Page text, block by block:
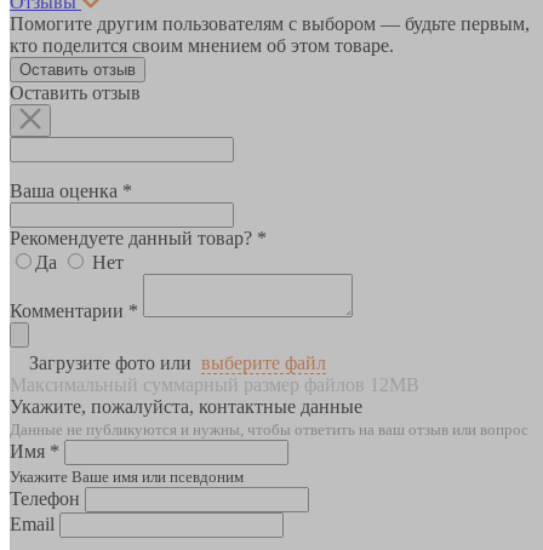
Помогите другим пользователям с выбором — будьте первым,
кто поделится своим мнением об этом товаре.
Оставить отзыв
Оставить отзыв
Ваша оценка *
Рекомендуете данный товар? *
Да
Нет
Комментарии *
Загрузите фото или выберите файл
Максимальный суммарный размер файлов 12MB
Укажите, пожалуйста, контактные данные
Данные не публикуются и нужны, чтобы ответить на ваш отзыв или вопрос
Имя *
Укажите Ваше имя или псевдоним
Телефон
Email